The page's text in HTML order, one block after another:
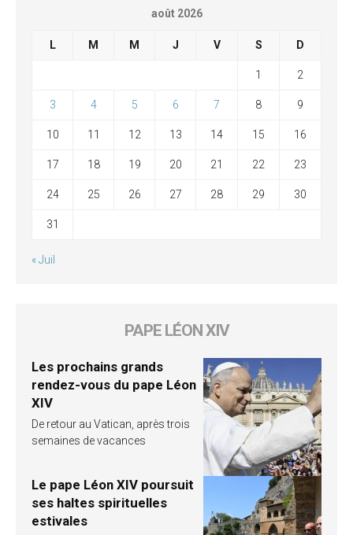
août 2026
L M M J V S D
1 2
3 4 5 6 7 8 9
10 11 12 13 14 15 16
17 18 19 20 21 22 23
24 25 26 27 28 29 30
31
« Juil
PAPE LÉON XIV
Les prochains grands
rendez-vous du pape Léon
XIV
De retour au Vatican, après trois
semaines de vacances
Le pape Léon XIV poursuit
ses haltes spirituelles
estivales